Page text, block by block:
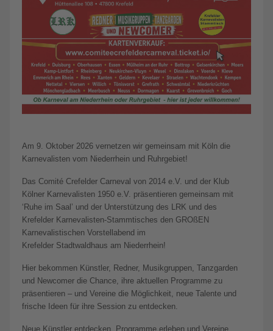
Am 9. Oktober 2026 vernetzen wir gemeinsam mit Köln die
Karnevalisten vom Niederrhein und Ruhrgebiet!
Das Comité Crefelder Carneval von 2014 e.V. und der Klub
Kölner Karnevalisten 1950 e.V. präsentieren gemeinsam mit
‘Ruhe im Saal’ und der Unterstützung des LRK und des
Krefelder Karnevalisten-Stammtisches den GROßEN
Karnevalistischen Vorstellabend im
Krefelder Stadtwaldhaus am Niederrhein!
Hier bekommen Künstler, Redner, Musikgruppen, Tanzgarden
und Newcomer die Chance, ihre aktuellen Programme zu
präsentieren – und Vereine die Möglichkeit, neue Talente und
frische Ideen für ihre Session zu entdecken.
Neue Künstler entdecken, Programme erleben und Vereine